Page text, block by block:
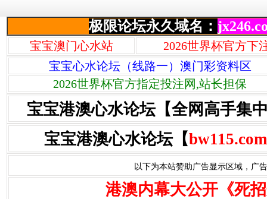
极限论坛永久域名：
宝宝澳门心水站
2026世界杯官方下
宝宝心水论坛（线路一）澳门彩资料区
2026世界杯官方指定投注网,站长担保
宝宝港澳心水论坛【全网高手集
宝宝港澳心水论坛【bw115.com
以下为本站赞助广告显示区域，广
港澳内幕大公开《死